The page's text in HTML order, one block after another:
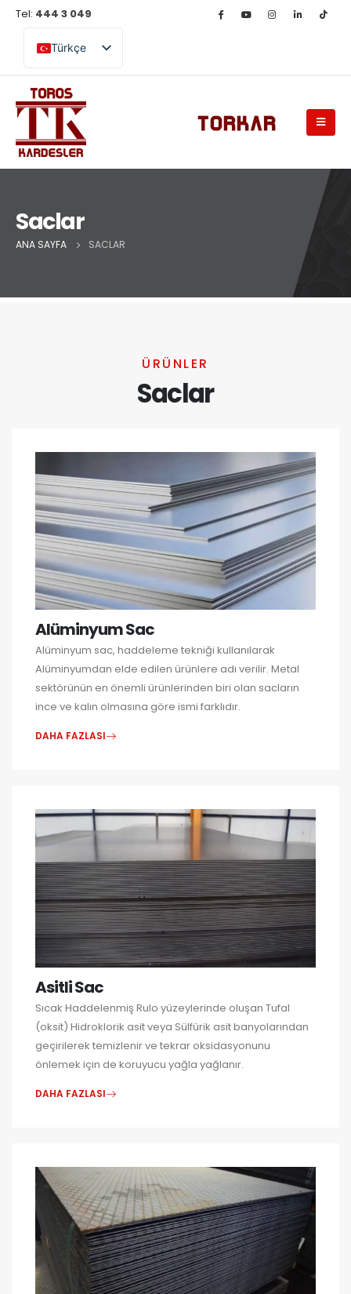
Tel: 444 3 049
Türkçe
English (UK)
Saclar
ANA SAYFA SACLAR
ÜRÜNLER
Saclar
Alüminyum Sac
Alüminyum sac, haddeleme tekniği kullanılarak
Alüminyumdan elde edilen ürünlere adı verilir. Metal
sektörünün en önemli ürünlerinden biri olan sacların
ince ve kalın olmasına göre ismi farklıdır.
DAHA FAZLASI
Asitli Sac
Sıcak Haddelenmiş Rulo yüzeylerinde oluşan Tufal
(oksit) Hidroklorik asit veya Sülfürik asit banyolarından
geçirilerek temizlenir ve tekrar oksidasyonunu
önlemek için de koruyucu yağla yağlanır.
DAHA FAZLASI